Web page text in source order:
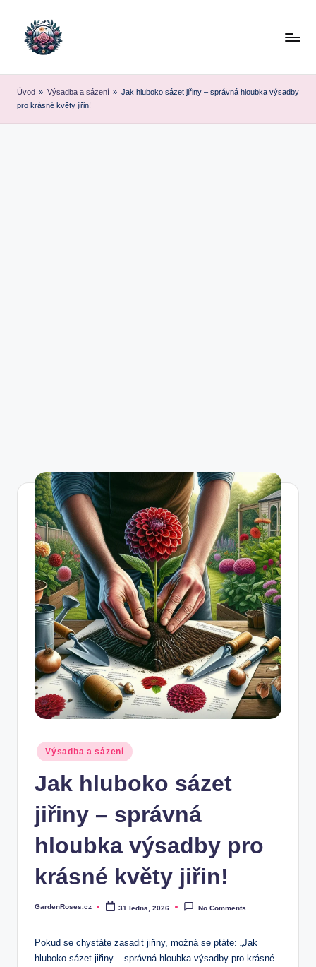
Úvod » Výsadba a sázení » Jak hluboko sázet jiřiny – správná hloubka výsadby
pro krásné květy jiřin!
Posted
in
Výsadba a sázení
Jak hluboko sázet
jiřiny – správná
hloubka výsadby pro
krásné květy jiřin!
Posted
GardenRoses.cz 31 ledna, 2026 No Comments
Pokud se chystáte zasadit jiřiny, možná se ptáte: „Jak
hluboko sázet jiřiny – správná hloubka výsadby pro krásné